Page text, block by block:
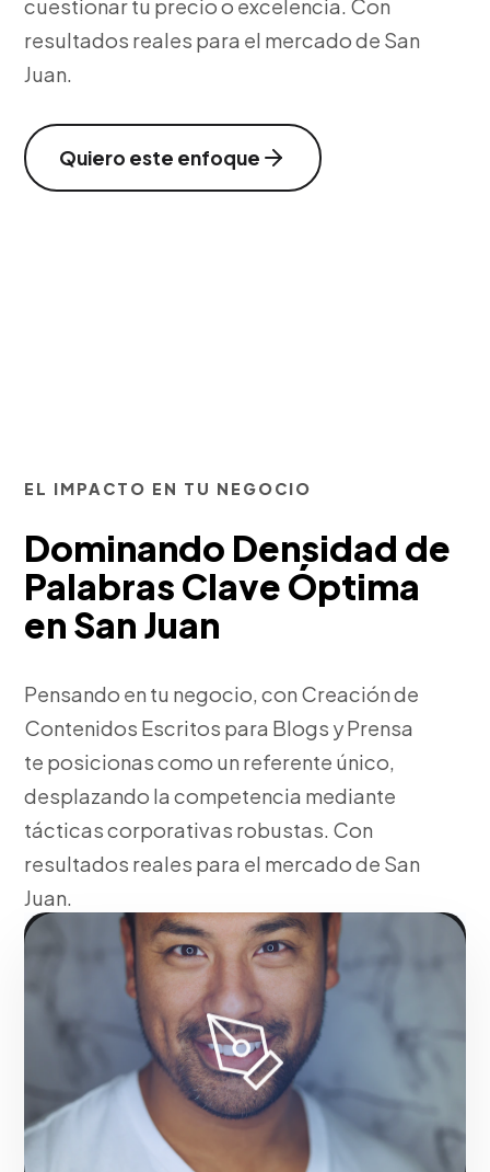
cuestionar tu precio o excelencia. Con
resultados reales para el mercado de San
Juan.
Quiero este enfoque
EL IMPACTO EN TU NEGOCIO
Dominando Densidad de
Palabras Clave Óptima
en San Juan
Pensando en tu negocio, con Creación de
Contenidos Escritos para Blogs y Prensa
te posicionas como un referente único,
desplazando la competencia mediante
tácticas corporativas robustas. Con
resultados reales para el mercado de San
Juan.
Investigación de nicho y levantamiento de
requerimientos. Consolidando el liderazgo digital en
Solicitar servicio